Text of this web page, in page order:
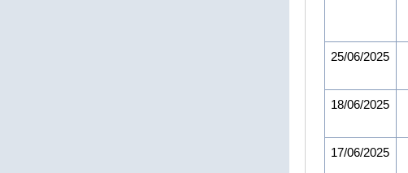
25/06/2025
18/06/2025
17/06/2025